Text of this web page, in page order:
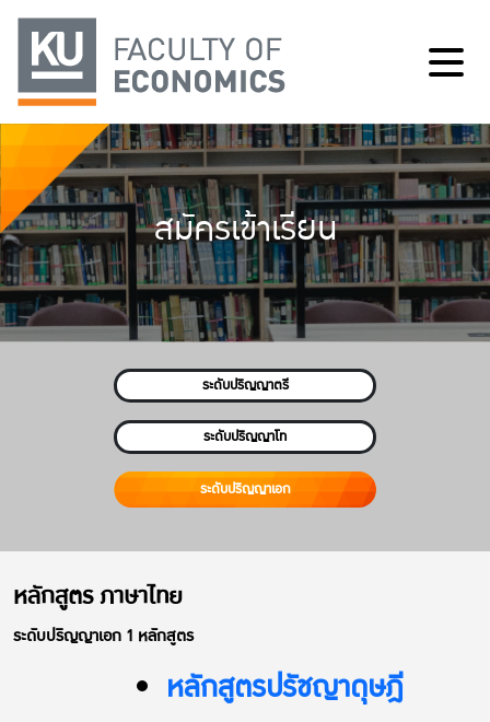
สมัครเข้าเรียน
ระดับปริญญาตรี
ระดับปริญญาโท
ระดับปริญญาเอก
หลักสูตร ภาษาไทย
ระดับปริญญาเอก 1 หลักสูตร
หลักสูตรปรัชญาดุษฎี